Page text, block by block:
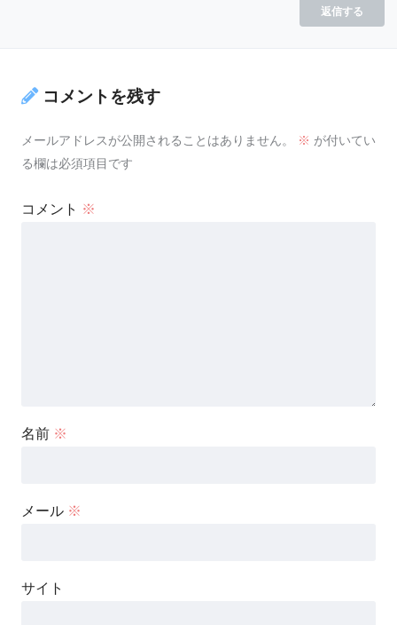
返信する
コメントを残す
メールアドレスが公開されることはありません。 ※ が付いてい
る欄は必須項目です
コメント ※
名前 ※
メール ※
サイト